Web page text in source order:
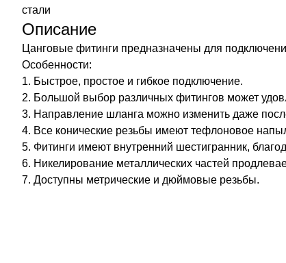
стали
Описание
Цанговые фитинги предназначены для
Особенности:
1. Быстрое, простое и гибкое подключение.
2. Большой выбор различных фитингов может
3. Направление шланга можно изменить даже
4. Все конические резьбы имеют тефлоновое
5. Фитинги имеют внутренний шестигранник,
6. Никелирование металлических частей
7. Доступны метрические и дюймовые резьбы.